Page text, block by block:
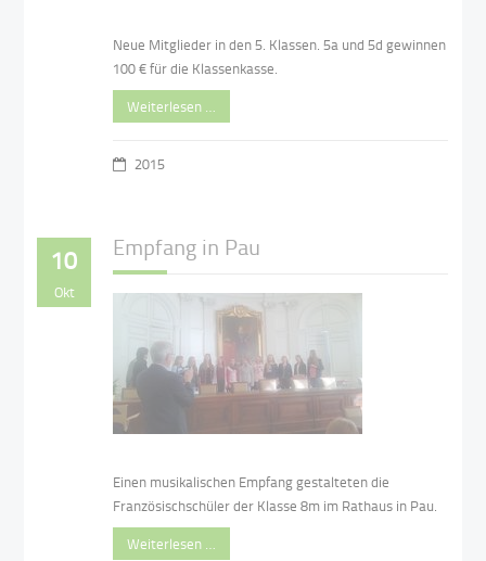
Neue Mitglieder in den 5. Klassen. 5a und 5d gewinnen
100 € für die Klassenkasse.
Weiterlesen …
2015
10
Okt
Empfang in Pau
Einen musikalischen Empfang gestalteten die
Französischschüler der Klasse 8m im Rathaus in Pau.
Weiterlesen …